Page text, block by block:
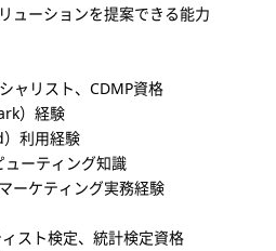
ューションを提案できる能力
ャリスト、CDMP資格
）経験
利用経験
ューティング知識
ーケティング実務経験
スト検定、統計検定資格